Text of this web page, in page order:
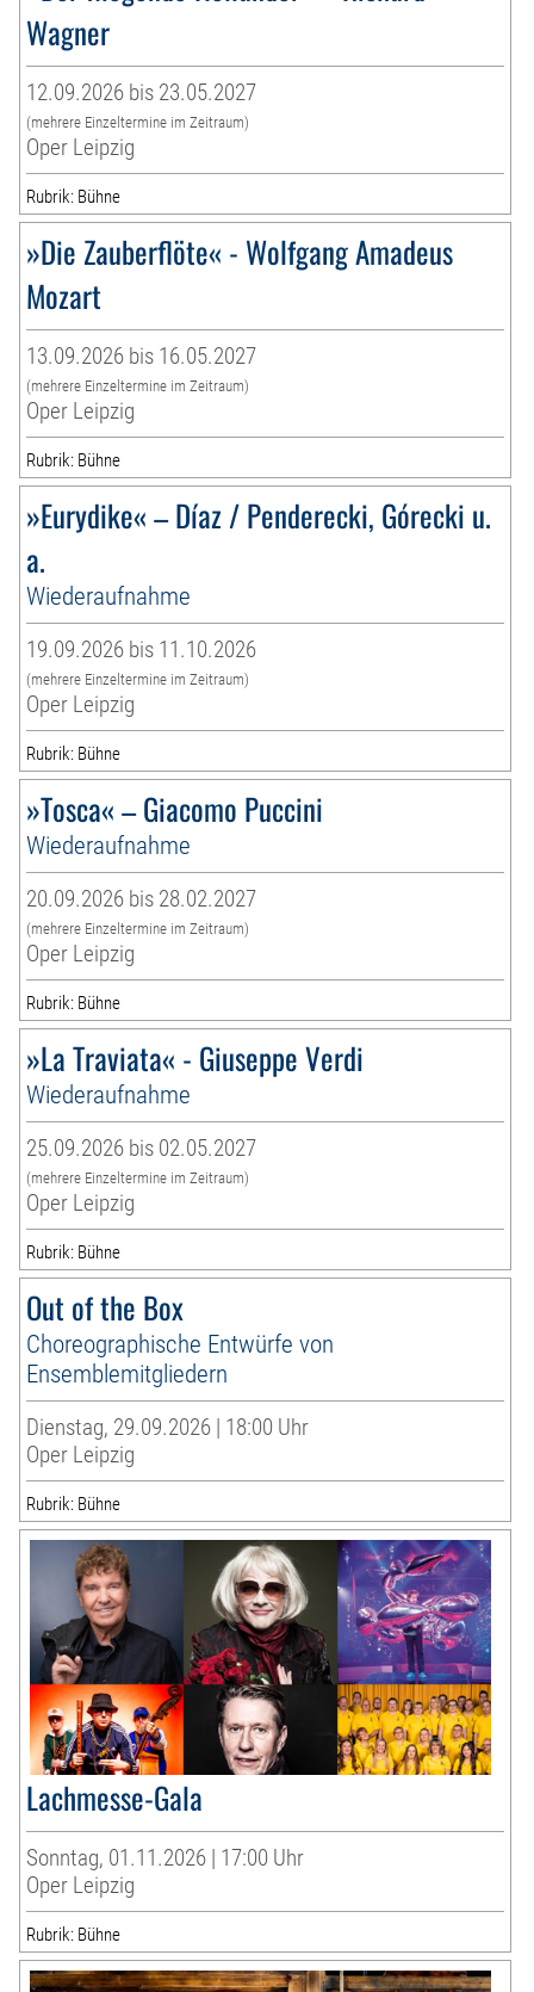
Wagner
12.09.2026 bis 23.05.2027
(mehrere Einzeltermine im Zeitraum)
Oper Leipzig
Rubrik: Bühne
»Die Zauberflöte« - Wolfgang Amadeus
Mozart
13.09.2026 bis 16.05.2027
(mehrere Einzeltermine im Zeitraum)
Oper Leipzig
Rubrik: Bühne
»Eurydike« – Díaz / Penderecki, Górecki u.
a.
Wiederaufnahme
19.09.2026 bis 11.10.2026
(mehrere Einzeltermine im Zeitraum)
Oper Leipzig
Rubrik: Bühne
»Tosca« – Giacomo Puccini
Wiederaufnahme
20.09.2026 bis 28.02.2027
(mehrere Einzeltermine im Zeitraum)
Oper Leipzig
Rubrik: Bühne
»La Traviata« - Giuseppe Verdi
Wiederaufnahme
25.09.2026 bis 02.05.2027
(mehrere Einzeltermine im Zeitraum)
Oper Leipzig
Rubrik: Bühne
Out of the Box
Choreographische Entwürfe von
Ensemblemitgliedern
Dienstag, 29.09.2026 | 18:00 Uhr
Oper Leipzig
Rubrik: Bühne
Lachmesse-Gala
Sonntag, 01.11.2026 | 17:00 Uhr
Oper Leipzig
Rubrik: Bühne